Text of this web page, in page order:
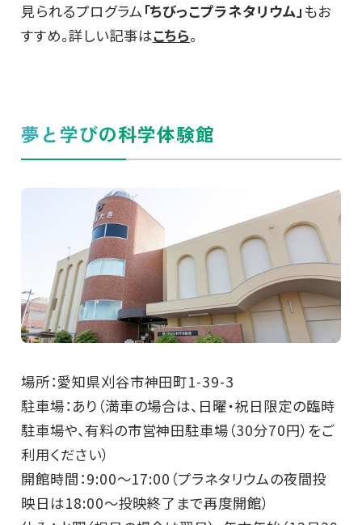
見られるプログラム 「ちびっこプラネタリウム」 もお
すすめ。詳しい記事はこちら。
夢と学びの科学体験館
場所：愛知県刈谷市神田町1-39-3
駐車場：あり（満車の場合は、日曜・祝日限定の臨時
駐車場や、有料の市営神田駐車場（30分70円）をご
利用ください）
開館時間：9:00～17:00（プラネタリウムの夜間投
映日は18:00～投映終了まで再度開館）